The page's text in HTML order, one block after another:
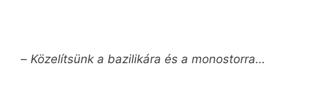
– Közelítsünk a bazilikára és a monostorra…